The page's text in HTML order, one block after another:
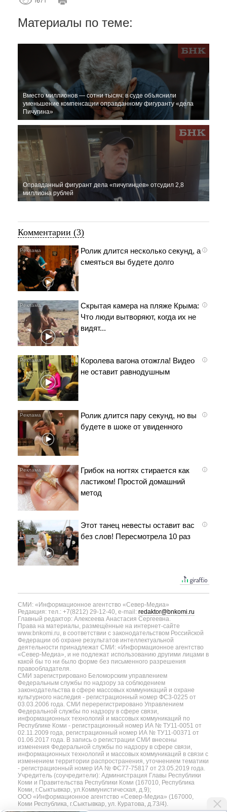
Материалы по теме:
Вместо миллионов — сотни тысяч: в суде объяснили
уменьшение компенсации оправданному фигуранту «дела
Пичугина»
Оправданный фигурант дела «пичугинцев» отсудил 2,8
миллиона рублей
Комментарии (3)
i
Ролик длится несколько секунд, а
смеяться вы будете долго
i
Скрытая камера на пляже Крыма:
Что люди вытворяют, когда их не
видят...
i
Королева вагона отожгла! Видео
не оставит равнодушным
i
Ролик длится пару секунд, но вы
будете в шоке от увиденного
i
Грибок на ногтях стирается как
ластиком! Простой домашний
метод
i
Этот танец невесты оставит вас
без слов! Пересмотрела 10 раз
СМИ: «Информационное агентство «Север-Медиа»
Редакция: тел.: +7(8212) 29-12-40, e-mail: redaktor@bnkomi.ru
Главный редактор: Алексеева Анастасия Сергеевна.
Права на материалы, размещённые на интернет-сайте
www.bnkomi.ru, в соответствии с законодательством Российской
Федерации об охране результатов интеллектуальной
деятельности принадлежат СМИ: «Информационное агентство
«Север-Медиа», и не подлежат использованию другими лицами в
какой бы то ни было форме без письменного разрешения
правообладателя.
СМИ зарегистрировано Беломорским управлением
Федеральным службы по надзору за соблюдением
законодательства в сфере массовых коммуникаций и охране
культурного наследия - регистрационный номер ФС3-0225 от
03.03.2006 года. СМИ перерегистрировано Управлением
Федеральной службы по надзору в сфере связи,
информационных технологий и массовых коммуникаций по
Республике Коми - регистрационный номер ИА № ТУ11-0051 от
02.11.2009 года, регистрационный номер ИА № ТУ11-00371 от
01.06.2017 года. В запись о регистрации СМИ внесены
изменения Федеральной службы по надзору в сфере связи,
информационных технологий и массовых коммуникаций в связи с
изменением территории распространения, уточнением тематики
- регистрационный номер ИА № ФС77-75817 от 23.05.2019 года.
Учредитель (соучредители): Администрация Главы Республики
Коми и Правительства Республики Коми (167010, Республика
Коми, г.Сыктывкар, ул.Коммунистическая, д.9);
ООО «Информационное агентство «Север-Медиа» (167000,
Коми Республика, г.Сыктывкар, ул. Куратова, д.73/4).